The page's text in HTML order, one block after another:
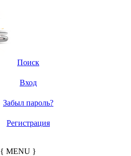
Поиск
Вход
Забыл пароль?
Регистрация
{ MENU }